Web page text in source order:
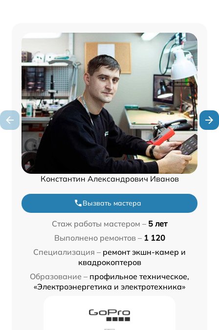
Константин Александрович Иванов
Вызвать мастера
Стаж работы мастером – 5 лет
Выполнено ремонтов – 1 120
Специализация – ремонт экшн-камер и
квадрокоптеров
Образование – профильное техническое,
«Электроэнергетика и электротехника»